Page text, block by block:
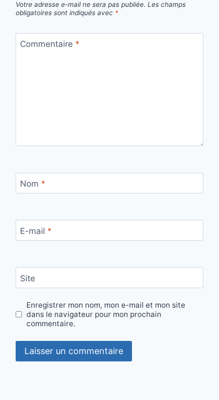
Votre adresse e-mail ne sera pas publiée. Les champs
obligatoires sont indiqués avec *
Commentaire *
Nom *
E-mail *
Site
Enregistrer mon nom, mon e-mail et mon site
dans le navigateur pour mon prochain
commentaire.